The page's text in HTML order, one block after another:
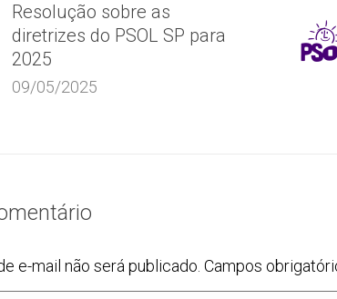
Resolução sobre as
diretrizes do PSOL SP para
2025
09/05/2025
e-mail não será publicado. Campos